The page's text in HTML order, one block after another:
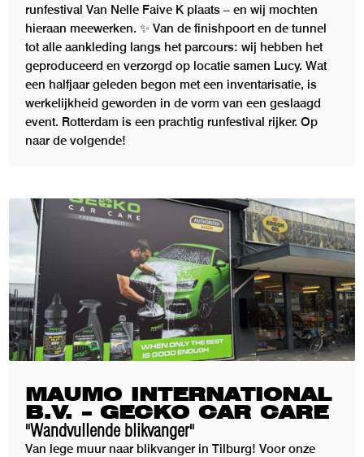
runfestival Van Nelle Faive K plaats – en wij mochten
hieraan meewerken. ✨ Van de finishpoort en de tunnel
tot alle aankleding langs het parcours: wij hebben het
geproduceerd en verzorgd op locatie samen Lucy. Wat
een halfjaar geleden begon met een inventarisatie, is
werkelijkheid geworden in de vorm van een geslaagd
event. Rotterdam is een prachtig runfestival rijker. Op
naar de volgende!
MAUMO INTERNATIONAL
B.V. – GECKO CAR CARE
"Wandvullende blikvanger"
Van lege muur naar blikvanger in Tilburg! Voor onze